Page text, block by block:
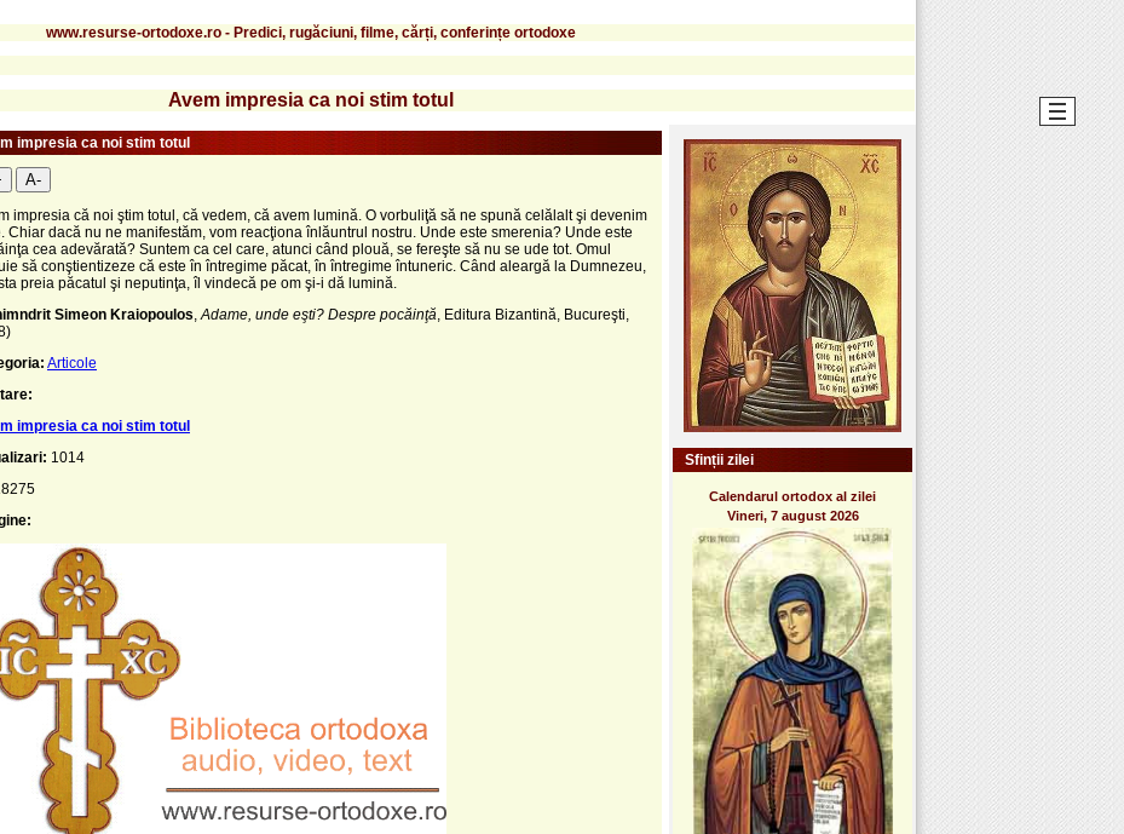
www.resurse-ortodoxe.ro - Predici, rugăciuni, filme, cărți, conferințe ortodoxe
Avem impresia ca noi stim totul
impresia ca noi stim totul
A-
impresia că noi ştim totul, că vedem, că avem lumină. O vorbuliţă să ne spună celălalt şi devenim
Chiar dacă nu ne manifestăm, vom reacţiona înlăuntrul nostru. Unde este smerenia? Unde este
cea adevărată? Suntem ca cel care, atunci când plouă, se fereşte să nu se ude tot. Omul
să conştientizeze că este în întregime păcat, în întregime întuneric. Când aleargă la Dumnezeu,
preia păcatul şi neputinţa, îl vindecă pe om şi-i dă lumină.
ndrit Simeon Kraiopoulos Adame, unde eşti? Despre pocăinţă , Editura Bizantină, Bucureşti,
Articole
impresia ca noi stim totul
1014
Sfinții zilei
Calendarul ortodox al zilei
Vineri, 7 august 2026